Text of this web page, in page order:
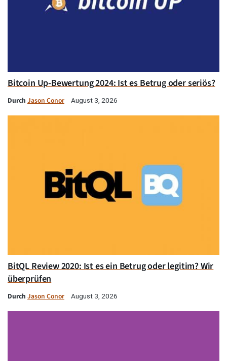
Bitcoin Up-Bewertung 2024: Ist es Betrug oder seriös?
Durch Jason Conor August 3, 2026
BitQL Review 2020: Ist es ein Betrug oder legitim? Wir
überprüfen
Durch Jason Conor August 3, 2026